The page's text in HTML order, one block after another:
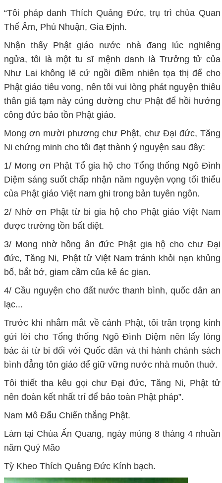
“Tôi pháp danh Thích Quảng Đức, trụ trì chùa Quan
Thế Âm, Phú Nhuận, Gia Định.
Nhận thấy Phật giáo nước nhà đang lúc nghiêng
ngửa, tôi là một tu sĩ mệnh danh là Trưởng tử của
Như Lai không lẽ cứ ngồi điềm nhiên tọa thị để cho
Phật giáo tiêu vong, nên tôi vui lòng phát nguyện thiêu
thân giả tạm này cúng dường chư Phật để hồi hướng
công đức bảo tồn Phật giáo.
Mong ơn mười phương chư Phật, chư Đại đức, Tăng
Ni chứng minh cho tôi đạt thành ý nguyện sau đây:
1/ Mong ơn Phật Tổ gia hộ cho Tổng thống Ngô Đình
Diệm sáng suốt chấp nhận năm nguyện vọng tối thiểu
của Phật giáo Việt nam ghi trong bản tuyên ngôn.
2/ Nhờ ơn Phật từ bi gia hộ cho Phật giáo Việt Nam
được trường tồn bất diệt.
3/ Mong nhờ hồng ân đức Phật gia hộ cho chư Đại
đức, Tăng Ni, Phật tử Việt Nam tránh khỏi nạn khủng
bố, bắt bớ, giam cầm của kẻ ác gian.
4/ Cầu nguyện cho đất nước thanh bình, quốc dân an
lạc...
Trước khi nhắm mắt về cảnh Phật, tôi trân trọng kính
gửi lời cho Tổng thống Ngô Đình Diệm nên lấy lòng
bác ái từ bi đối với Quốc dân và thi hành chánh sách
bình đẳng tôn giáo để giữ vững nước nhà muôn thuở.
Tôi thiết tha kêu gọi chư Đại đức, Tăng Ni, Phật tử
nên đoàn kết nhất trí để bảo toàn Phật pháp”.
Nam Mô Đấu Chiến thắng Phật.
Làm tại Chùa Ấn Quang, ngày mùng 8 tháng 4 nhuần
năm Quý Mão
Tỳ Kheo Thích Quảng Đức Kính bạch.